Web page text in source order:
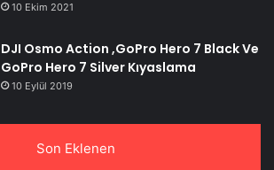
10 Ekim 2021
DJI Osmo Action ,GoPro Hero 7 Black Ve
GoPro Hero 7 Silver Kıyaslama
10 Eylül 2019
Son Eklenen